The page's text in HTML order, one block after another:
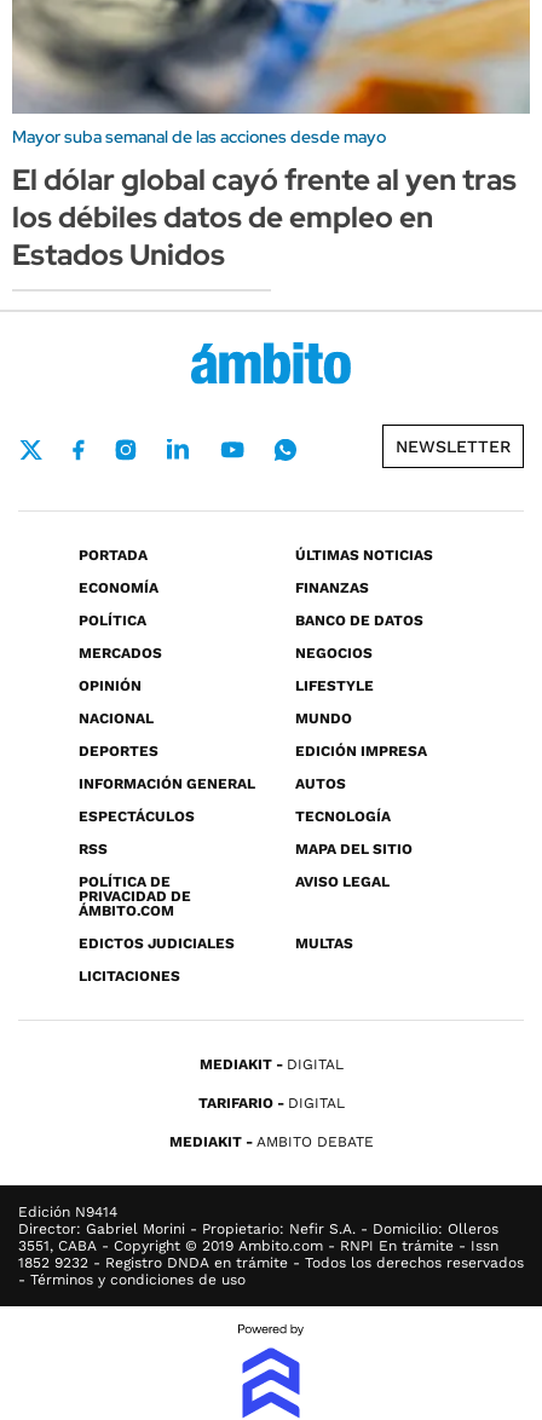
Mayor suba semanal de las acciones desde mayo
El dólar global cayó frente al yen tras
los débiles datos de empleo en
Estados Unidos
NEWSLETTER
PORTADA
ÚLTIMAS NOTICIAS
ECONOMÍA
FINANZAS
POLÍTICA
BANCO DE DATOS
MERCADOS
NEGOCIOS
OPINIÓN
LIFESTYLE
NACIONAL
MUNDO
DEPORTES
EDICIÓN IMPRESA
INFORMACIÓN GENERAL
AUTOS
ESPECTÁCULOS
TECNOLOGÍA
RSS
MAPA DEL SITIO
POLÍTICA DE
PRIVACIDAD DE
ÁMBITO.COM
AVISO LEGAL
EDICTOS JUDICIALES
MULTAS
LICITACIONES
MEDIAKIT DIGITAL
TARIFARIO DIGITAL
MEDIAKIT AMBITO DEBATE
Edición N9414
Director: Gabriel Morini - Propietario: Nefir S.A. - Domicilio: Olleros
3551, CABA - Copyright © 2019 Ambito.com - RNPI En trámite - Issn
1852 9232 - Registro DNDA en trámite - Todos los derechos reservados
- Términos y condiciones de uso